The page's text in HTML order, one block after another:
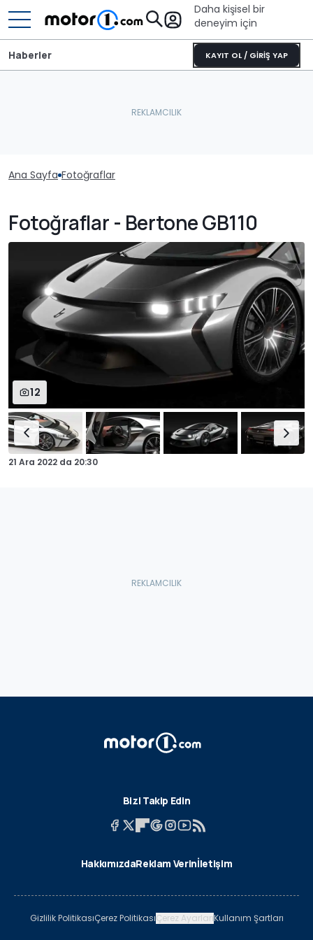
Daha kişisel bir
deneyim için
KAYIT OL / GİRİŞ YAP
Haberler
Ana Sayfa Fotoğraflar
Fotoğraflar - Bertone GB110
12
21 Ara 2022 da 20:30
Bizi Takip Edin
HakkımızdaReklam Verinİletişim
Gizlilik PolitikasıÇerez PolitikasıÇerez AyarlarıKullanım Şartları